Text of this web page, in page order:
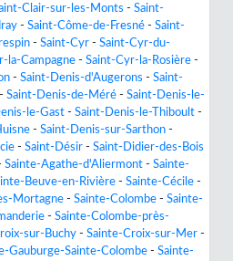
Clair-sur-les-Monts - Saint-
- Saint-Côme-de-Fresné - Saint-
- Saint-Cyr - Saint-Cyr-du-
la-Campagne - Saint-Cyr-la-Rosière -
- Saint-Denis-d'Augerons - Saint-
- Saint-Denis-de-Méré - Saint-Denis-le-
le-Gast - Saint-Denis-le-Thiboult -
- Saint-Denis-sur-Sarthon -
- Saint-Désir - Saint-Didier-des-Bois
Sainte-Agathe-d'Aliermont - Sainte-
Beuve-en-Rivière - Sainte-Cécile -
Mortagne - Sainte-Colombe - Sainte-
- Sainte-Colombe-près-
sur-Buchy - Sainte-Croix-sur-Mer -
Gauburge-Sainte-Colombe - Sainte-